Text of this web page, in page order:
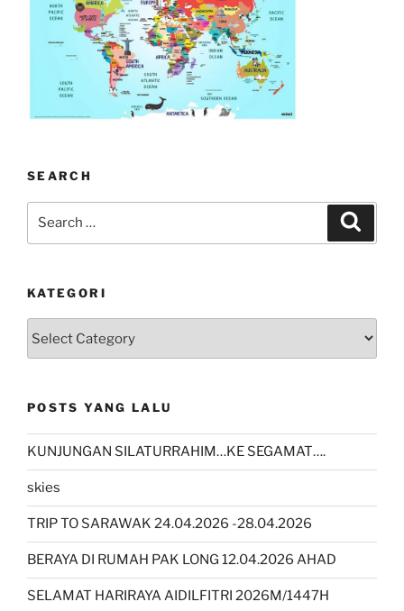
SEARCH
KATEGORI
POSTS YANG LALU
KUNJUNGAN SILATURRAHIM…KE SEGAMAT….
skies
TRIP TO SARAWAK 24.04.2026 -28.04.2026
BERAYA DI RUMAH PAK LONG 12.04.2026 AHAD
SELAMAT HARIRAYA AIDILFITRI 2026M/1447H